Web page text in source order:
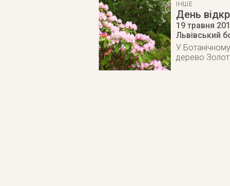
ІНШЕ
День
19 травня
Львівський
У
дерево